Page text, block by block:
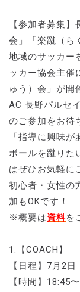
【参加者募集
会」「楽蹴（ら
地域のサッカー
ッカー協会主催
ゅう）会」が開
AC 長野パルセ
のご参加をお待
「指導に興味
ボールを蹴りた
はぜひお気軽に
初心者・女性の
加もOKです！
※概要は資料を
1.【COACH】
【日程】7月2
【時間】18:45